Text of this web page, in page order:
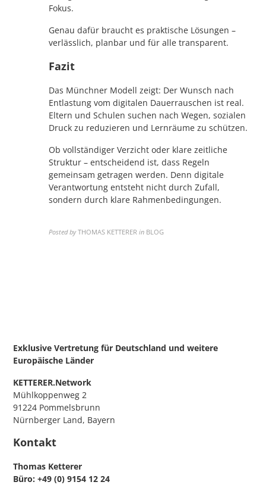
Fokus.
Genau dafür braucht es praktische Lösungen –
verlässlich, planbar und für alle transparent.
Fazit
Das Münchner Modell zeigt: Der Wunsch nach
Entlastung vom digitalen Dauerrauschen ist real.
Eltern und Schulen suchen nach Wegen, sozialen
Druck zu reduzieren und Lernräume zu schützen.
Ob vollständiger Verzicht oder klare zeitliche
Struktur – entscheidend ist, dass Regeln
gemeinsam getragen werden. Denn digitale
Verantwortung entsteht nicht durch Zufall,
sondern durch klare Rahmenbedingungen.
Posted by THOMAS KETTERER in BLOG
Exklusive Vertretung für Deutschland und weitere
Europäische Länder
KETTERER.Network
Mühlkoppenweg 2
91224 Pommelsbrunn
Nürnberger Land, Bayern
Kontakt
Thomas Ketterer
Büro: +49 (0) 9154 12 24